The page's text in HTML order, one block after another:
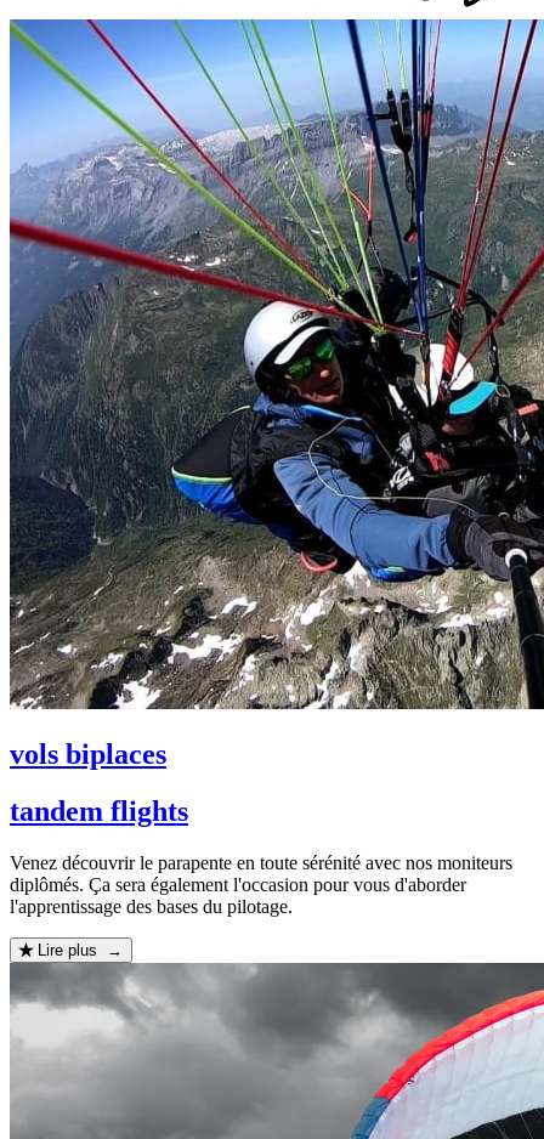
vols biplaces
tandem flights
Venez découvrir le parapente en toute sérénité avec nos moniteurs
diplômés. Ça sera également l'occasion pour vous d'aborder
l'apprentissage des bases du pilotage.
Lire plus →